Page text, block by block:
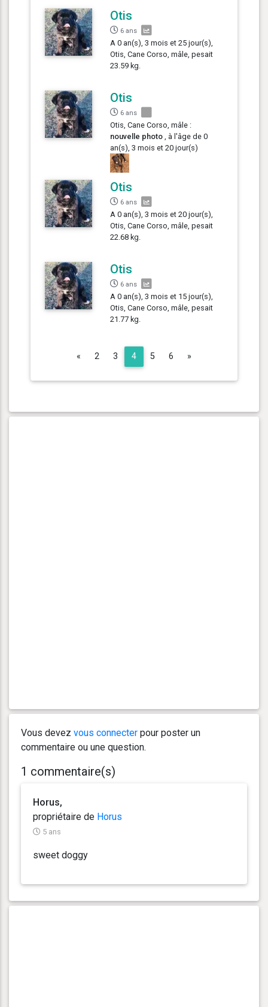
Otis
6 ans
A 0 an(s), 3 mois et 25 jour(s),
Otis, Cane Corso, mâle, pesait
23.59 kg.
Otis
6 ans
Otis, Cane Corso, mâle :
nouvelle photo , à l'âge de 0
an(s), 3 mois et 20 jour(s)
Otis
6 ans
A 0 an(s), 3 mois et 20 jour(s),
Otis, Cane Corso, mâle, pesait
22.68 kg.
Otis
6 ans
A 0 an(s), 3 mois et 15 jour(s),
Otis, Cane Corso, mâle, pesait
21.77 kg.
« Previous
2 3 4 5 6 »
Vous devez vous connecter pour poster un
commentaire ou une question.
1 commentaire(s)
Horus,
propriétaire de Horus
5 ans
sweet doggy